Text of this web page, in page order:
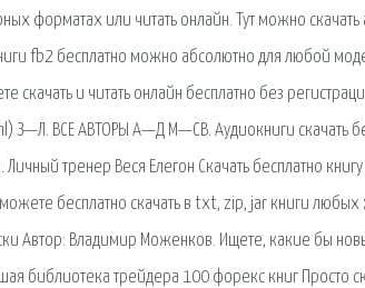
форматах или читать онлайн. Тут можно
fb2 бесплатно можно абсолютно для любой
скачать и читать онлайн бесплатно без
З—Л. ВСЕ АВТОРЫ А—Д М—СВ. Аудиокниги скачать
Личный тренер Веся Елегон Скачать бесплатно
бесплатно скачать в txt, zip, jar книги
Автор: Владимир Моженков. Ищете, какие бы
библиотека трейдера 100 форекс книг Просто